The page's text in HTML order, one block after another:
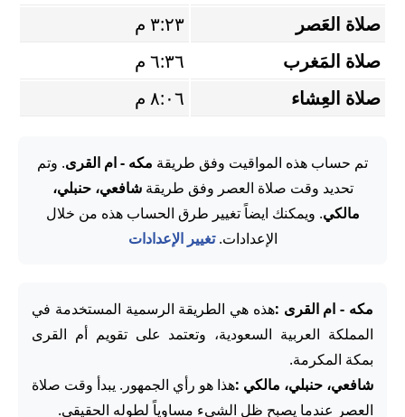
صلاة العَصر
٣:٢٣ م
صلاة المَغرب
٦:٣٦ م
صلاة العِشاء
٨:٠٦ م
تم حساب هذه المواقيت وفق طريقة مكه - ام القرى. وتم
تحديد وقت صلاة العصر وفق طريقةشافعي، حنبلي،
مالكي. ويمكنك ايضاً تغيير طرق الحساب هذه من خلال
الإعدادات.تغيير الإعدادات
مكه - ام القرى :هذه هي الطريقة الرسمية المستخدمة في
المملكة العربية السعودية، وتعتمد على تقويم أم القرى
بمكة المكرمة.
شافعي، حنبلي، مالكي :هذا هو رأي الجمهور. يبدأ وقت صلاة
العصر عندما يصبح ظل الشيء مساوياً لطوله الحقيقي.